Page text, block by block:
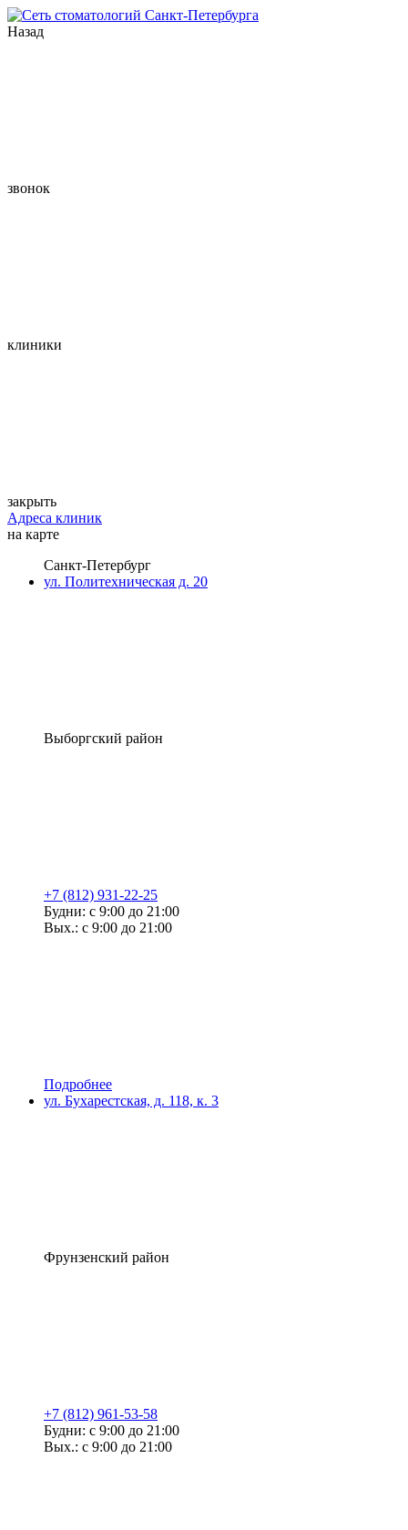
Назад
звонок
клиники
закрыть
Адреса клиник
на карте
Санкт-Петербург
ул. Политехническая д. 20
Выборгский район
+7 (812) 931-22-25
Будни: с 9:00 до 21:00
Вых.: с 9:00 до 21:00
Подробнее
ул. Бухарестская, д. 118, к. 3
Фрунзенский район
+7 (812) 961-53-58
Будни: с 9:00 до 21:00
Вых.: с 9:00 до 21:00